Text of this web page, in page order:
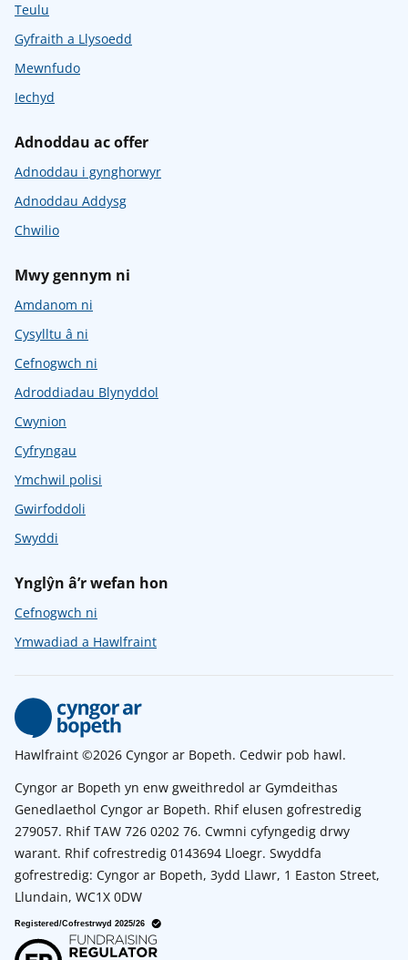
Teulu
Gyfraith a Llysoedd
Mewnfudo
Iechyd
Adnoddau ac offer
Adnoddau i gynghorwyr
Adnoddau Addysg
Chwilio
Mwy gennym ni
Amdanom ni
Cysylltu â ni
Cefnogwch ni
Adroddiadau Blynyddol
Cwynion
Cyfryngau
Ymchwil polisi
Gwirfoddoli
Swyddi
Ynglŷn â’r wefan hon
Cefnogwch ni
Ymwadiad a Hawlfraint
Hawlfraint ©2026 Cyngor ar Bopeth. Cedwir pob hawl.
Cyngor ar Bopeth yn enw gweithredol ar Gymdeithas
Genedlaethol Cyngor ar Bopeth. Rhif elusen gofrestredig
279057. Rhif TAW 726 0202 76. Cwmni cyfyngedig drwy
warant. Rhif cofrestredig 0143694 Lloegr. Swyddfa
gofrestredig: Cyngor ar Bopeth, 3ydd Llawr, 1 Easton Street,
Llundain, WC1X 0DW